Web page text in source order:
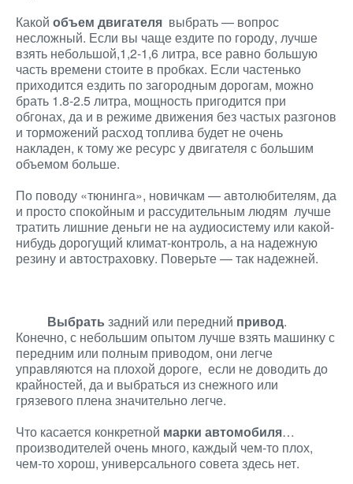
Какой объем двигателя выбрать — вопрос
несложный. Если вы чаще ездите по городу, лучше
взять небольшой,1,2-1,6 литра, все равно большую
часть времени стоите в пробках. Если частенько
приходится ездить по загородным дорогам, можно
брать 1.8-2.5 литра, мощность пригодится при
обгонах, да и в режиме движения без частых разгонов
и торможений расход топлива будет не очень
накладен, к тому же ресурс у двигателя с большим
объемом больше.
По поводу «тюнинга», новичкам — автолюбителям, да
и просто спокойным и рассудительным людям лучше
тратить лишние деньги не на аудиосистему или какой-
нибудь дорогущий климат-контроль, а на надежную
резину и автостраховку. Поверьте — так надежней.
Выбрать задний или передний привод.
Конечно, с небольшим опытом лучше взять машинку с
передним или полным приводом, они легче
управляются на плохой дороге, если не доводить до
крайностей, да и выбраться из снежного или
грязевого плена значительно легче.
Что касается конкретной марки автомобиля…
производителей очень много, каждый чем-то плох,
чем-то хорош, универсального совета здесь нет.